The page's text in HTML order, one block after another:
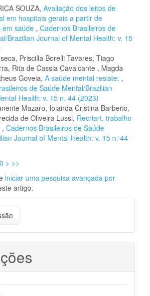
SOUZA, Avaliação dos leitos de
em hospitais gerais a partir de
em saúde , Cadernos Brasileiros de
Brazilian Journal of Mental Health: v. 15
Priscilla Borelli Tavares, Tiago
Rita de Cassia Cavalcante , Magda
Goveia, A saúde mental resiste: ,
de Saúde Mental/Brazilian
Health: v. 15 n. 44 (2023)
Mazaro, Iolanda Cristina Barberio,
de Oliveira Lussi, Recriart, trabalho
, Cadernos Brasileiros de Saúde
Journal of Mental Health: v. 15 n. 44
> >>
iniciar uma pesquisa avançada por
artigo.